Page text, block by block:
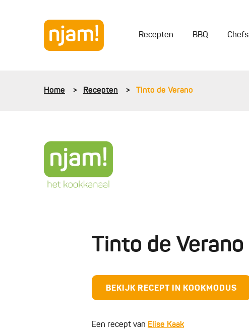
Recepten BBQ Chefs
Home Recepten Tinto de Verano
Tinto de Verano
BEKIJK RECEPT IN KOOKMODUS
Een recept van Elise Kaak